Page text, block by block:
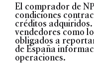
El comprador de
condiciones
créditos
vendedores como
obligados a
de España
operaciones.